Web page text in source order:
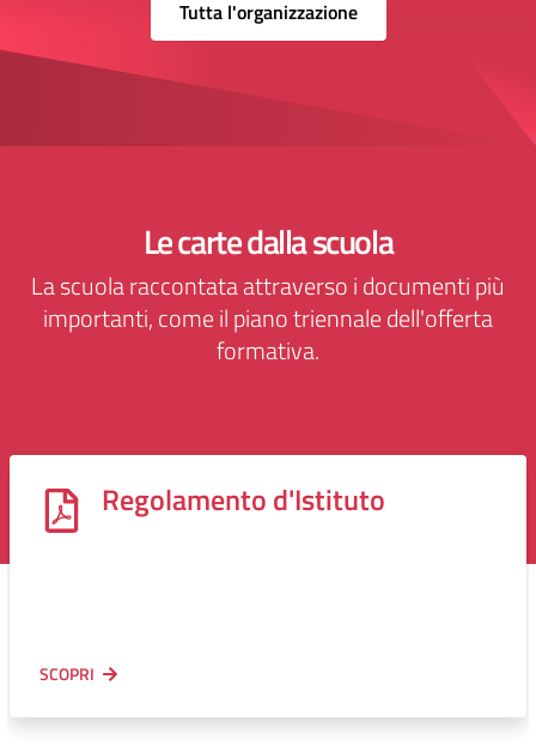
Tutta l'organizzazione
Le carte dalla scuola
La scuola raccontata attraverso i documenti più
importanti, come il piano triennale dell'offerta
formativa.
Regolamento d'Istituto
SCOPRI